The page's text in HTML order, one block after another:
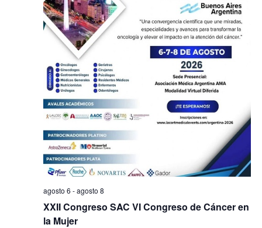
XXII Congreso SAC VI Congreso de Cáncer en
la Mujer
agosto 6 -agosto 8